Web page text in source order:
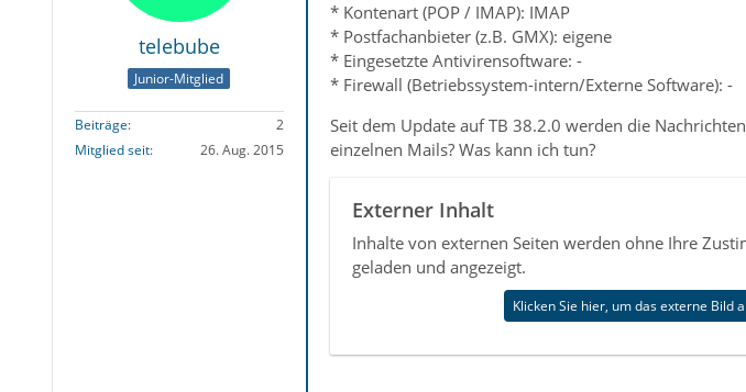
telebube
Junior-Mitglied
Beiträge
2
Mitglied seit
26. Aug. 2015
* Kontenart (POP / IMAP): IMAP
* Postfachanbieter (z.B. GMX): eigene
* Eingesetzte Antivirensoftware: -
* Firewall (Betriebssystem-intern/Externe Software): -
Seit dem Update auf TB 38.2.0 werden die
einzelnen Mails? Was kann ich tun?
Externer Inhalt
Inhalte von externen Seiten werden ohne Ihre
geladen und angezeigt.
Klicken Sie hier, um das externe Bild